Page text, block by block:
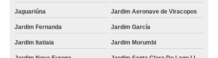
Jaguariúna Jardim Aeronave de Viracopos
Jardim Fernanda Jardim García
Jardim Itatiaia Jardim Morumbi